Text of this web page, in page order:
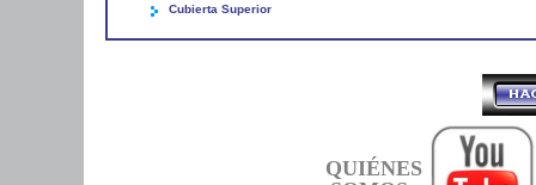
Cubierta Superior
QUIÉNES